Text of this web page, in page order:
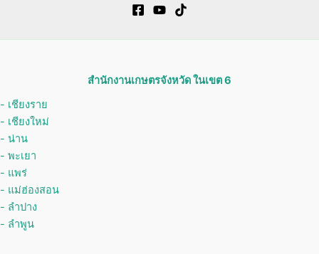
สำนักงานเกษตรจังหวัด ในเขต 6
- เชียงราย
- เชียงใหม่
- น่าน
- พะเยา
- แพร่
- แม่ฮ่องสอน
- ลำปาง
- ลำพูน